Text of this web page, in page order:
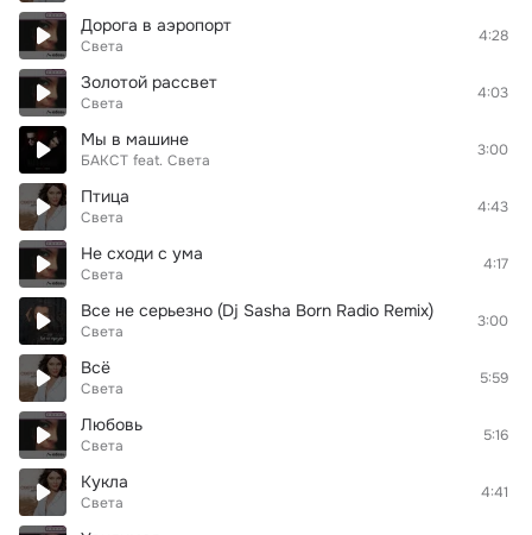
Дорога в аэропорт
Света
4:28
Золотой рассвет
Света
4:03
Мы в машине
БАКСТ feat. Света
3:00
Птица
Света
4:43
Не сходи с ума
Света
4:17
Все не серьезно (Dj Sasha Born Radio Remix)
Света
3:00
Всё
Света
5:59
Любовь
Света
5:16
Кукла
Света
4:41